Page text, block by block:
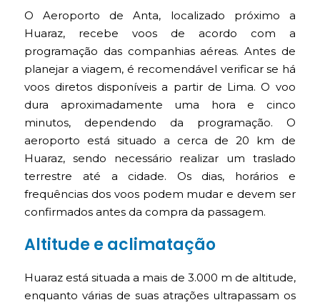
O Aeroporto de Anta, localizado próximo a
Huaraz, recebe voos de acordo com a
programação das companhias aéreas. Antes de
planejar a viagem, é recomendável verificar se há
voos diretos disponíveis a partir de Lima. O voo
dura aproximadamente uma hora e cinco
minutos, dependendo da programação. O
aeroporto está situado a cerca de 20 km de
Huaraz, sendo necessário realizar um traslado
terrestre até a cidade. Os dias, horários e
frequências dos voos podem mudar e devem ser
confirmados antes da compra da passagem.
Altitude e aclimatação
Huaraz está situada a mais de 3.000 m de altitude,
enquanto várias de suas atrações ultrapassam os